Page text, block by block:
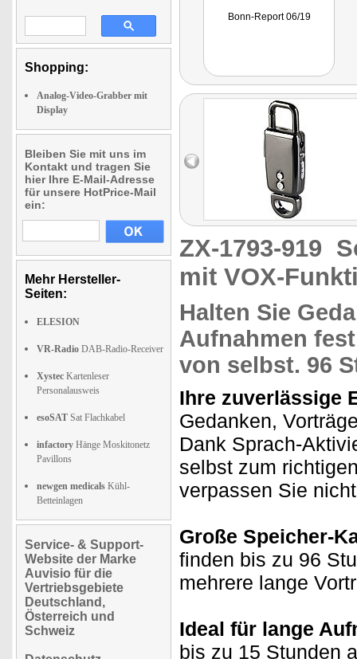
Shopping:
Analog-Video-Grabber mit
Display
Bleiben Sie mit uns im
Kontakt und tragen Sie
hier Ihre E-Mail-Adresse
für unsere HotPrice-Mail
ein:
Mehr Hersteller-
Seiten:
ELESION
VR-Radio DAB-Radio-Receiver
Xystec Kartenleser
Personalausweis
esoSAT Sat Flachkabel
infactory Hänge Moskitonetz
Pavillons
newgen medicals Kühl-
Betteinlagen
Service- & Support-
Website der Marke
Auvisio für die
Vertriebsgebiete
Deutschland,
Österreich und
Schweiz
Bonn-Report 06/19
ZX-1793-919
mit VOX-
Halten Sie
Aufnahmen
von selbst. 96
Ihre zuverlässige
Gedanken,
Dank Sprach-
selbst zum
verpassen Sie
Große Speicher-
finden bis zu 96
mehrere lange
Ideal für lange
bis zu 15 Stunden